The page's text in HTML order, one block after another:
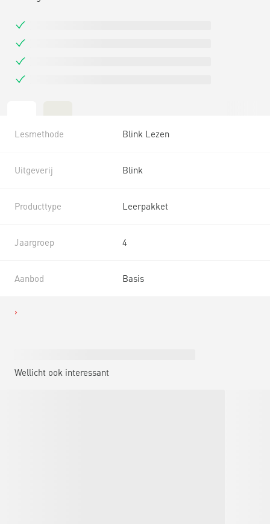
Lesmethode Blink Lezen
Uitgeverij Blink
Producttype Leerpakket
Jaargroep 4
Aanbod Basis
Wellicht ook interessant